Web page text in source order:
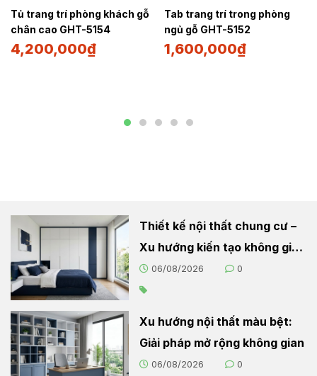
Tủ trang trí phòng khách gỗ
chân cao GHT-5154
4,200,000₫
Tab trang trí trong phòng
ngủ gỗ GHT-5152
1,600,000₫
Thiết kế nội thất chung cư –
Xu hướng kiến tạo không gian
sống hiện đại
06/08/2026 0
Xu hướng nội thất màu bệt:
Giải pháp mở rộng không gian
06/08/2026 0